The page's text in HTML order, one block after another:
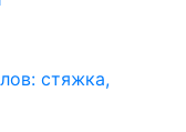
стяжка,